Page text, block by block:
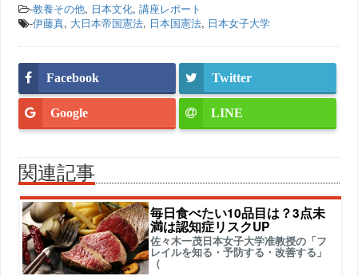
-教養その他, 日本文化,講座レポート
-伊藤真, 大日本帝国憲法, 日本国憲法, 日本女子大学
Facebook Twitter
Google LINE
関連記事
毎日食べたい10品目は？3点未
満は認知症リスクUP
佐々木一茂日本女子大学准教授の「フ
レイルを知る・予防する・改善する」
（